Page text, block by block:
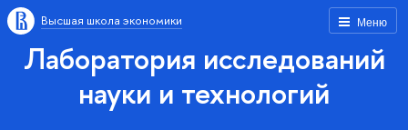
Меню
Высшая школа экономики
Лаборатория исследований
науки и технологий